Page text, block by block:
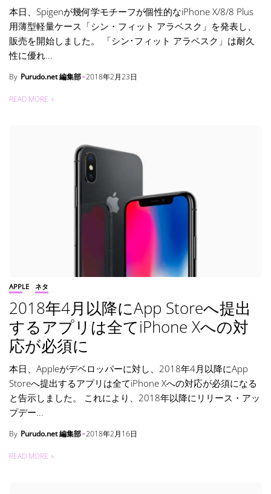
本日、Spigenが幾何学モチーフが個性的なiPhone X/8/8 Plus
用薄型軽量ケース「シン・フィット アラベスク」を発表し、
販売を開始しました。 「シン･フィット アラベスク」は耐久
性に優れ...
By Purudo.net 編集部 2018年2月23日
READ MORE
APPLE ネタ
2018年4月以降にApp Storeへ提出
するアプリは全てiPhone Xへの対
応が必須に
本日、Appleがデベロッパーに対し、2018年4月以降にApp
Storeへ提出するアプリは全てiPhone Xへの対応が必須になる
と告示しました。 これにより、2018年以降にリリース・アッ
プデー...
By Purudo.net 編集部 2018年2月16日
READ MORE